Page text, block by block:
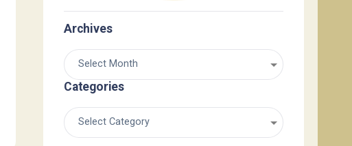
Archives
Categories